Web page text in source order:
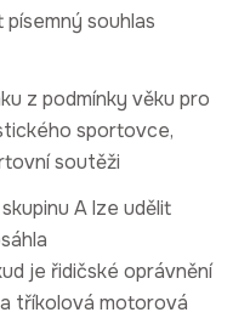
písemný souhlas
z podmínky věku pro
sportovce,
soutěži
A lze udělit
je řidičské oprávnění
tříkolová motorová